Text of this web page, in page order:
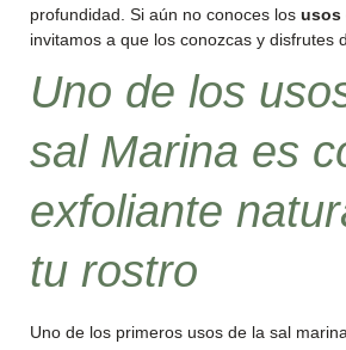
profundidad. Si aún no conoces los usos
invitamos a que los conozcas y disfrutes
Uno de los
sal Marina es
exfoliante
tu rostro
Uno de los primeros usos de la sal